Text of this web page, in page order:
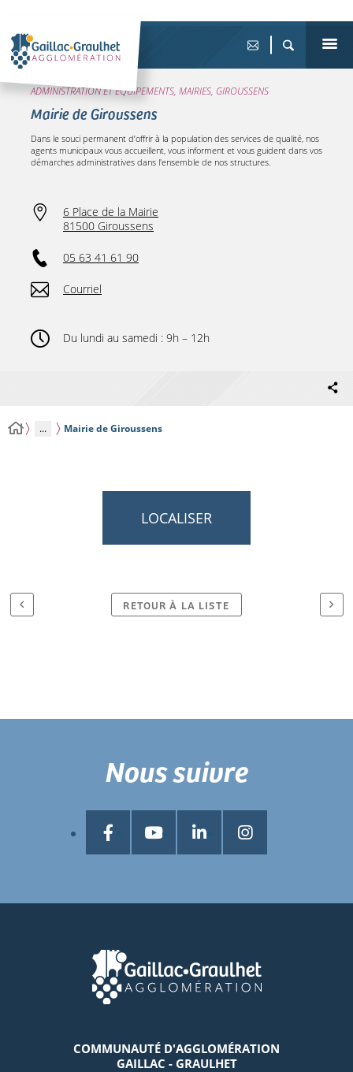
ADMINISTRATION ET ÉQUIPEMENTS, MAIRIES, GIROUSSENS
Mairie de Giroussens
Dans le souci permanent d’offrir à la population des services de qualité, nos
agents municipaux vous accueillent, vous informent et vous guident dans vos
démarches administratives dans l'ensemble de nos structures.
6 Place de la Mairie
81500 Giroussens
05 63 41 61 90
Courriel
Du lundi au samedi : 9h – 12h
... Mairie de Giroussens
LOCALISER
RETOUR À LA LISTE
COMMUNAUTÉ D'AGGLOMÉRATION
GAILLAC - GRAULHET
Nous suivre